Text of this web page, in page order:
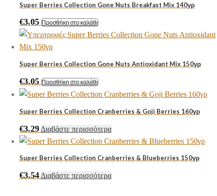
Super Berries Collection Gone Nuts Breakfast Mix 140γρ
€3.05 Προσθήκη στο καλάθι
Super Berries Collection Gone Nuts Antioxidant Mix 150γρ
€3.05 Προσθήκη στο καλάθι
Super Berries Collection Cranberries & Goji Berries 160γρ
€3.29 Διαβάστε περισσότερα
Super Berries Collection Cranberries & Blueberries 150γρ
€3.54 Διαβάστε περισσότερα